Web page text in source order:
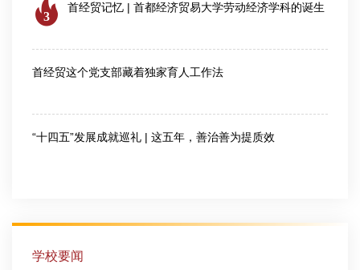
3
首经贸记忆 | 首都经济贸易大学劳动经济学科的诞生
首经贸这个党支部藏着独家育人工作法
“十四五”发展成就巡礼 | 这五年，善治善为提质效
学校要闻